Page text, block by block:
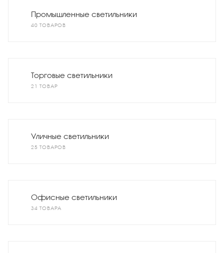
Промышленные светильники
40 ТОВАРОВ
Торговые светильники
21 ТОВАР
Уличные светильники
25 ТОВАРОВ
Офисные светильники
34 ТОВАРА